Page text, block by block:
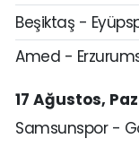
Beşiktaş -
Amed -
17 Ağustos,
Samsunspor -